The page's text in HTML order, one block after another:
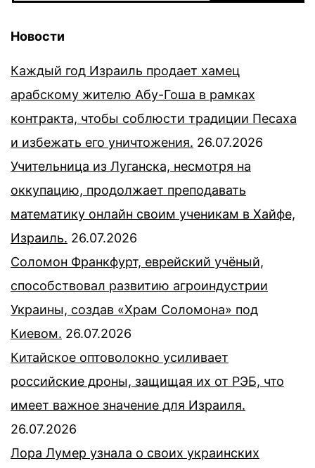
Новости
Каждый год Израиль продает хамец
арабскому жителю Абу-Гоша в рамках
контракта, чтобы соблюсти традиции Песаха
и избежать его уничтожения. 26.07.2026
Учительница из Луганска, несмотря на
оккупацию, продолжает преподавать
математику онлайн своим ученикам в Хайфе,
Израиль. 26.07.2026
Соломон Франкфурт, еврейский учёный,
способствовал развитию агроиндустрии
Украины, создав «Храм Соломона» под
Киевом. 26.07.2026
Китайское оптоволокно усиливает
российские дроны, защищая их от РЭБ, что
имеет важное значение для Израиля.
26.07.2026
Лора Лумер узнала о своих украинских